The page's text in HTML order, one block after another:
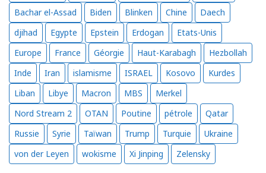
Bachar el-Assad
Biden Blinken Chine
Daech
djihad
Egypte Epstein Erdogan
Etats-Unis
Europe
France Géorgie Haut-Karabagh
Hezbollah
Inde
Iran islamisme ISRAEL Kosovo
Kurdes
Liban
Libye Macron MBS
Merkel
Nord Stream 2
OTAN Poutine pétrole
Qatar
Russie
Syrie Taïwan Trump Turquie
Ukraine
von der Leyen
wokisme Xi Jinping Zelensky